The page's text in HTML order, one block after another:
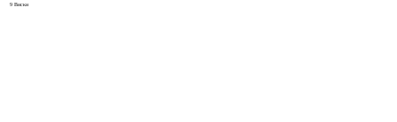
9 Виски